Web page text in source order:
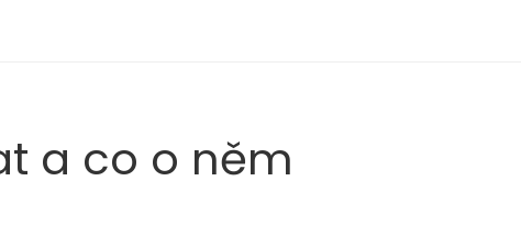
a co o něm